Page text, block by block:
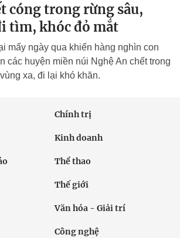
cóng trong rừng sâu,
tìm, khóc đỏ mắt
mấy ngày qua khiến hàng nghìn con
các huyện miền núi Nghệ An chết trong
xa, đi lại khó khăn.
Chính trị
Kinh doanh
Thể thao
Thế giới
Văn hóa - Giải trí
Công nghệ